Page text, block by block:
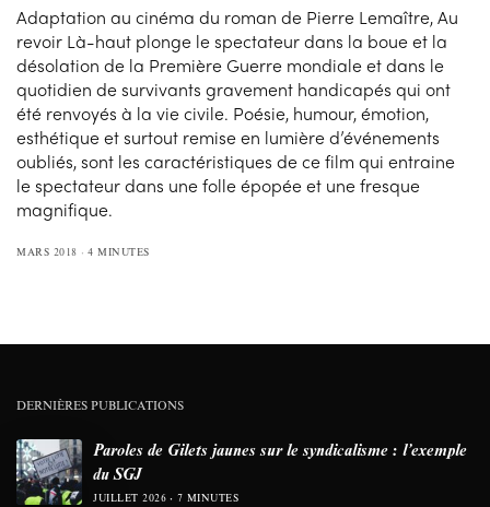
Adaptation au cinéma du roman de Pierre Lemaître, Au
revoir Là-haut plonge le spectateur dans la boue et la
désolation de la Première Guerre mondiale et dans le
quotidien de survivants gravement handicapés qui ont
été renvoyés à la vie civile. Poésie, humour, émotion,
esthétique et surtout remise en lumière d’événements
oubliés, sont les caractéristiques de ce film qui entraine
le spectateur dans une folle épopée et une fresque
magnifique.
MARS 2018 4 MINUTES
DERNIÈRES PUBLICATIONS
Paroles de Gilets jaunes sur le syndicalisme : l’exemple
du SGJ
JUILLET 2026 7 MINUTES